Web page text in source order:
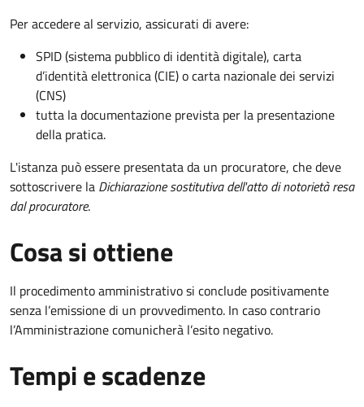
Per accedere al servizio, assicurati di avere:
SPID (sistema pubblico di identità digitale), carta
d’identità elettronica (CIE) o carta nazionale dei servizi
(CNS)
tutta la documentazione prevista per la presentazione
della pratica.
L'istanza può essere presentata da un procuratore, che deve
sottoscrivere la Dichiarazione sostitutiva dell'atto di notorietà resa
dal procuratore.
Cosa si ottiene
Il procedimento amministrativo si conclude positivamente
senza l’emissione di un provvedimento. In caso contrario
l’Amministrazione comunicherà l’esito negativo.
Tempi e scadenze